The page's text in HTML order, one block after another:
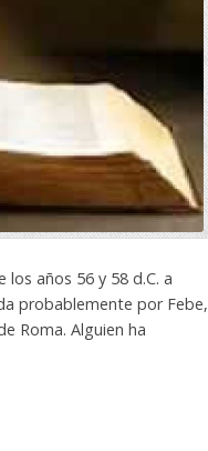
años 56 y 58 d.C. a
probablemente por Febe,
Roma. Alguien ha